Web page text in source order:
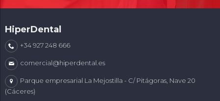
HiperDental
+34 927 248 666
comercial@hiperdental.es
Parque empresarial La Mejostilla - C/ Pitágoras, Nave 20
(Cáceres)